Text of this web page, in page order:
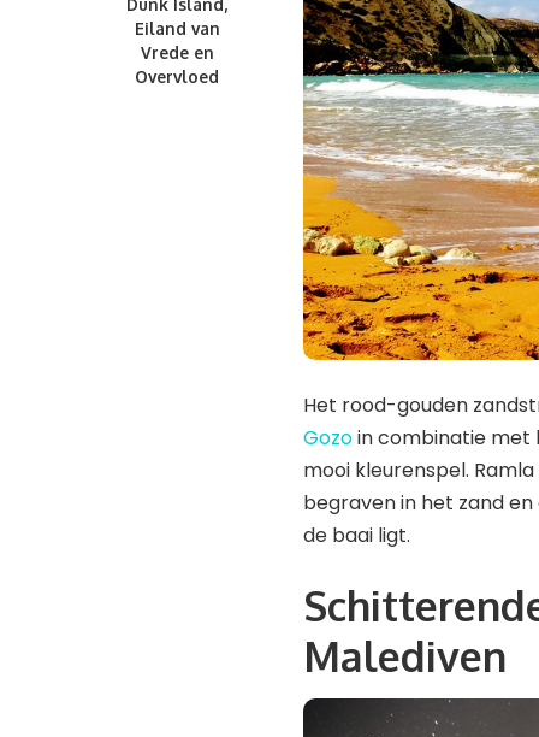
Eiland van
Vrede en
Overvloed
Het rood-gouden
Gozoin combinatie met
mooi kleurenspel.
begraven in het zand en
de baai ligt.
Malediven